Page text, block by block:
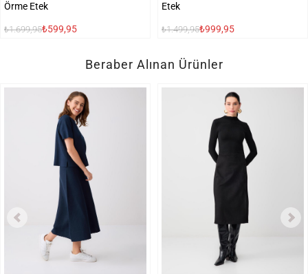
Örme Etek
₺1.699,95₺599,95
Etek
₺1.499,95₺999,95
Beraber Alınan Ürünler